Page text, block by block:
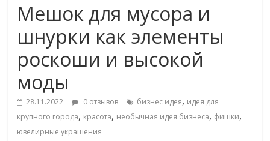
Мешок для мусора и
шнурки как элементы
роскоши и высокой
моды
28.11.2022 0 отзывов бизнес идея, идея для
крупного города, красота, необычная идея бизнеса, фишки,
ювелирные украшения